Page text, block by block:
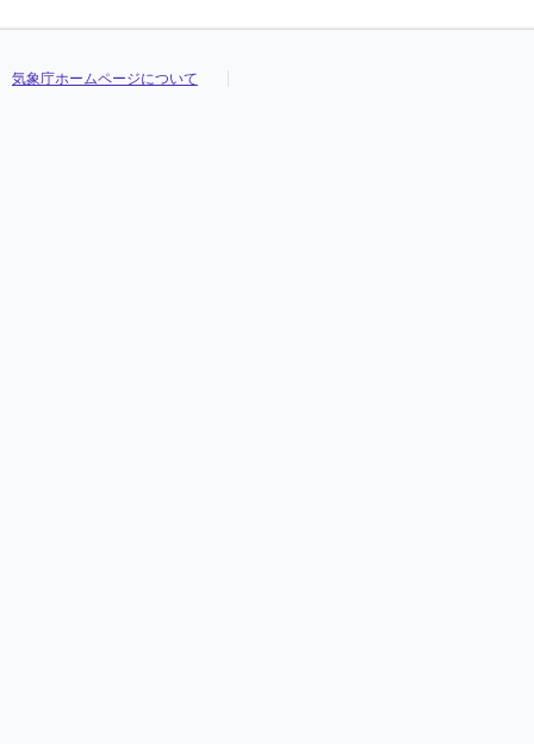
気象庁ホームページについて